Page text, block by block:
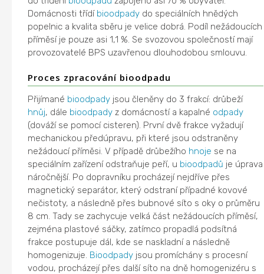
Domácnosti třídí bioodpady do speciálních hnědých
popelnic a kvalita sběru je velice dobrá. Podíl nežádoucích
příměsí je pouze asi 1,1 %. Se svozovou společností mají
provozovatelé BPS uzavřenou dlouhodobou smlouvu.
Proces zpracování bioodpadu
Přijímané bioodpady jsou členěny do 3 frakcí: drůbeží
hnůj, dále bioodpady z domácností a kapalné odpady
(dováží se pomocí cisteren). První dvě frakce vyžadují
mechanickou předúpravu, při které jsou odstraněny
nežádoucí příměsi. V případě drůbežího hnoje se na
speciálním zařízení odstraňuje peří, u bioodpadů je úprava
náročnější. Po dopravníku procházejí nejdříve přes
magnetický separátor, který odstraní případné kovové
nečistoty, a následně přes bubnové síto s oky o průměru
8 cm. Tady se zachycuje velká část nežádoucích příměsí,
zejména plastové sáčky, zatímco propadlá podsítná
frakce postupuje dál, kde se naskladní a následně
homogenizuje. Bioodpady jsou promíchány s procesní
vodou, procházejí přes další síto na dně homogenizéru s